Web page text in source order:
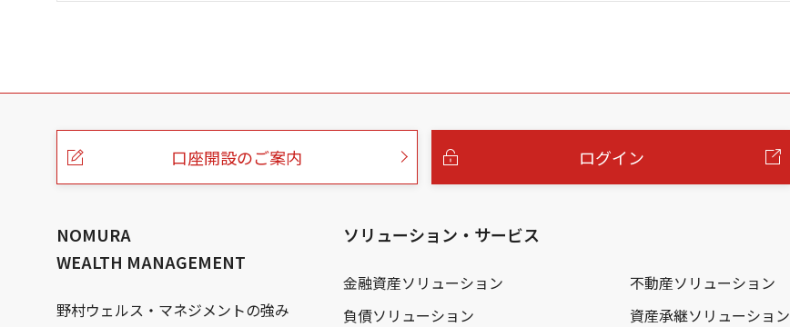
こ
口座開設のご案内 ログイン
NOMURA
WEALTH MANAGEMENT
野村ウェルス・マネジメントの強み
ソリューション・サービス
金融資産ソリューション 不動産ソリューション
負債ソリューション
資産承継ソリューション